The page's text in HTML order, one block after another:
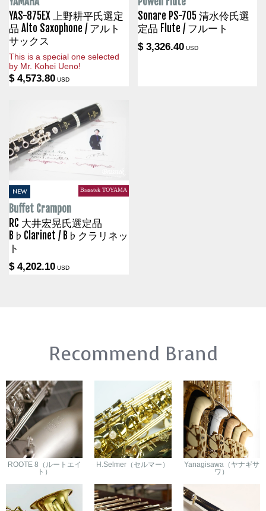
YAS-875EX 上野耕平氏選定
品 Alto Saxophone / アルト
サックス
This is a special one selected
by Mr. Kohei Ueno!
$ 4,573.80 USD
Sonare PS-705 清水伶氏選
定品 Flute / フルート
$ 3,326.40USD
NEW Brasstek TOYAMA
Buffet Crampon
RC 大井宏晃氏選定品
B♭Clarinet / B♭クラリネッ
ト
$ 4,202.10 USD
Recommend Brand
ROOTE 8（ルートエイ
ト）
H.Selmer（セルマー）
Yanagisawa（ヤナギサ
ワ）